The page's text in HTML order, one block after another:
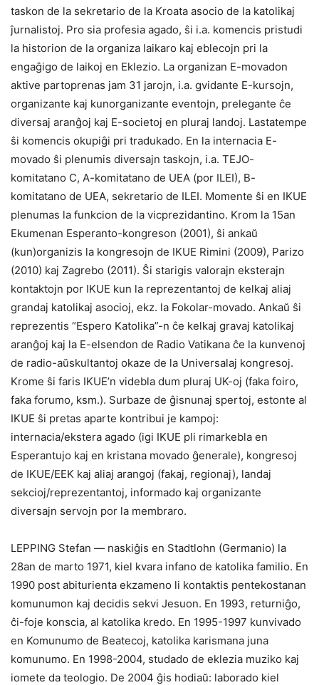
taskon de la sekretario de la Kroata asocio de la katolikaj
ĵurnalistoj. Pro sia profesia agado, ŝi i.a. komencis pristudi
la historion de la organiza laikaro kaj eblecojn pri la
engaĝigo de laikoj en Eklezio. La organizan E-movadon
aktive partoprenas jam 31 jarojn, i.a. gvidante E-kursojn,
organizante kaj kunorganizante eventojn, prelegante ĉe
diversaj aranĝoj kaj E-societoj en pluraj landoj. Lastatempe
ŝi komencis okupiĝi pri tradukado. En la internacia E-
movado ŝi plenumis diversajn taskojn, i.a. TEJO-
komitatano C, A-komitatano de UEA (por ILEI), B-
komitatano de UEA, sekretario de ILEI. Momente ŝi en IKUE
plenumas la funkcion de la vicprezidantino. Krom la 15an
Ekumenan Esperanto-kongreson (2001), ŝi ankaŭ
(kun)organizis la kongresojn de IKUE Rimini (2009), Parizo
(2010) kaj Zagrebo (2011). Ŝi starigis valorajn eksterajn
kontaktojn por IKUE kun la reprezentantoj de kelkaj aliaj
grandaj katolikaj asocioj, ekz. la Fokolar-movado. Ankaŭ ŝi
reprezentis “Espero Katolika”-n ĉe kelkaj gravaj katolikaj
aranĝoj kaj la E-elsendon de Radio Vatikana ĉe la kunvenoj
de radio-aŭskultantoj okaze de la Universalaj kongresoj.
Krome ŝi faris IKUE’n videbla dum pluraj UK-oj (faka foiro,
faka forumo, ksm.). Surbaze de ĝisnunaj spertoj, estonte al
IKUE ŝi pretas aparte kontribui je kampoj:
internacia/ekstera agado (igi IKUE pli rimarkebla en
Esperantujo kaj en kristana movado ĝenerale), kongresoj
de IKUE/EEK kaj aliaj arangoj (fakaj, regionaj), landaj
sekcioj/reprezentantoj, informado kaj organizante
diversajn servojn por la membraro.
LEPPING Stefan — naskiĝis en Stadtlohn (Germanio) la
28an de marto 1971, kiel kvara infano de katolika familio. En
1990 post abiturienta ekzameno li kontaktis pentekostanan
komunumon kaj decidis sekvi Jesuon. En 1993, returniĝo,
ĉi-foje konscia, al katolika kredo. En 1995-1997 kunvivado
en Komunumo de Beatecoj, katolika karismana juna
komunumo. En 1998-2004, studado de eklezia muziko kaj
iomete da teologio. De 2004 ĝis hodiaŭ: laborado kiel